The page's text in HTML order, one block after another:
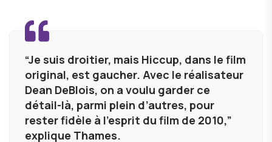
“Je suis droitier, mais Hiccup, dans le film
original, est gaucher. Avec le réalisateur
Dean DeBlois, on a voulu garder ce
détail-là, parmi plein d’autres, pour
rester fidèle à l’esprit du film de 2010,”
explique Thames.